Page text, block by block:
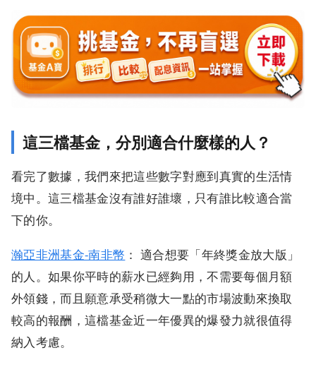
這三檔基金，分別適合什麼樣的人？
看完了數據，我們來把這些數字對應到真實的生活情
境中。這三檔基金沒有誰好誰壞，只有誰比較適合當
下的你。
瀚亞非洲基金-南非幣 ： 適合想要「年終獎金放大版」
的人。如果你平時的薪水已經夠用，不需要每個月額
外領錢，而且願意承受稍微大一點的市場波動來換取
較高的報酬，這檔基金近一年優異的爆發力就很值得
納入考慮。